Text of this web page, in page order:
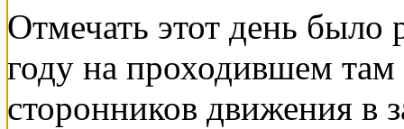
Отмечать этот день
году на проходившем
сторонников движения в